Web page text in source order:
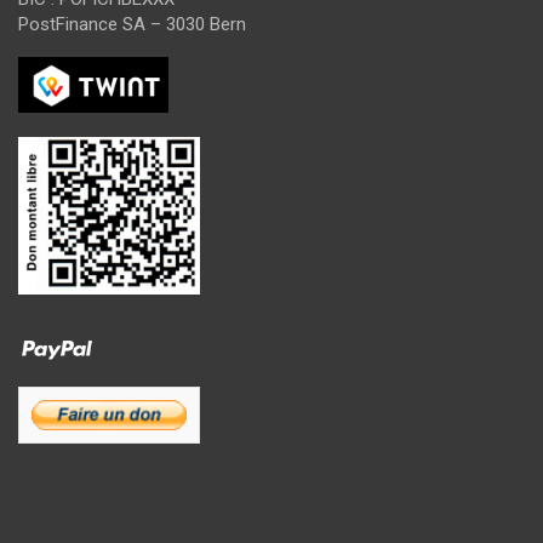
PostFinance SA – 3030 Bern